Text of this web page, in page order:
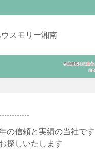
ウスモリー湘南
の信頼と実績の当社です
探しいたします